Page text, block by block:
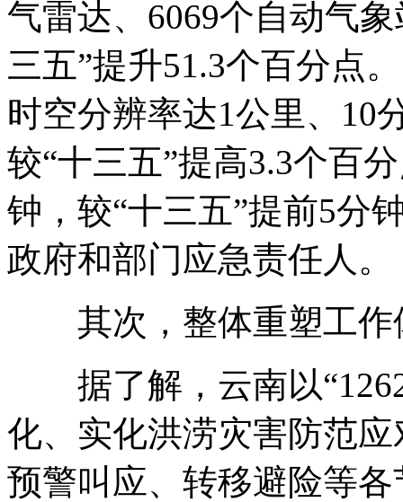
气雷达、6069个自动气
三五”提升51.3个百分点
时空分辨率达1公里、10
较“十三五”提高3.3个百
钟，较“十三五”提前5分
政府和部门应急责任人。
其次，整体重塑工作
据了解，云南以
化、实化洪涝灾害防范
预警叫应、转移避险等